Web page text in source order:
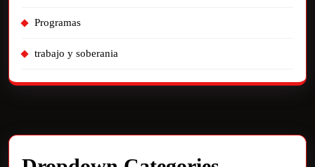
Programas
trabajo y soberania